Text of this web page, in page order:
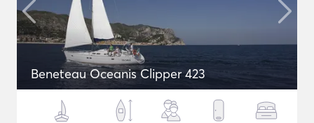
Beneteau Oceanis Clipper 423